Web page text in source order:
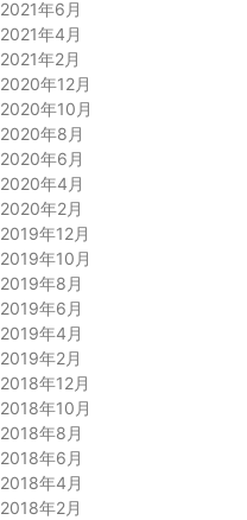
2021年6月
2021年4月
2021年2月
2020年12月
2020年10月
2020年8月
2020年6月
2020年4月
2020年2月
2019年12月
2019年10月
2019年8月
2019年6月
2019年4月
2019年2月
2018年12月
2018年10月
2018年8月
2018年6月
2018年4月
2018年2月